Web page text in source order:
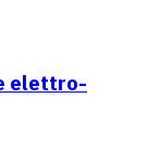
elettro-